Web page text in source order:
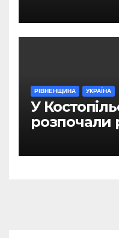
РІВНЕНЩИНА УКРАЇНА
У
розпочали